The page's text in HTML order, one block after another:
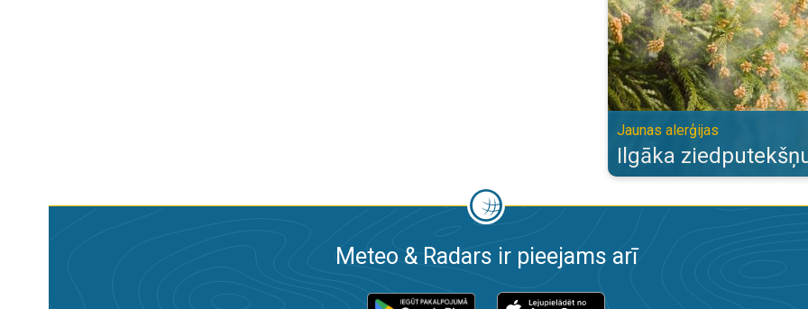
Jaunas alerģijas
Ilgāka
Meteo & Radars ir pieejams arī